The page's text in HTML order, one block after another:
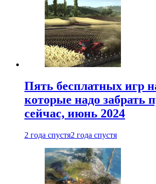
Пять бесплатных игр
которые надо забрать
сейчас, июнь 2024
2 года спустя2 года спустя